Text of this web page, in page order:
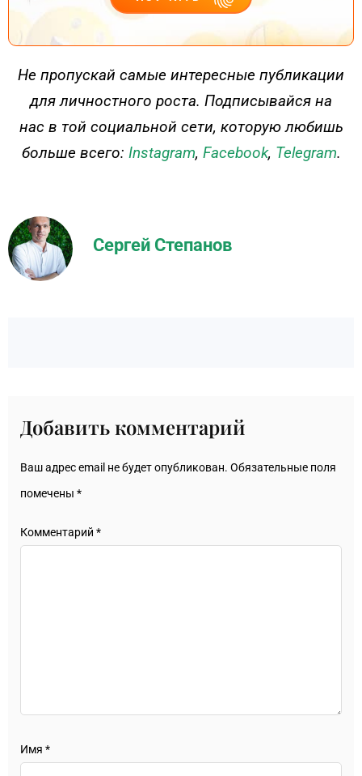
ДЕЙСТВУЙ
Не пропускай самые интересные публикации
для личностного роста. Подписывайся на
нас в той социальной сети, которую любишь
больше всего: Instagram, Facebook, Telegram.
Сергей Степанов
Добавить комментарий
Ваш адрес email не будет опубликован. Обязательные поля
помечены *
Комментарий *
Имя *